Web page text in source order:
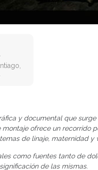
y documental que
ofrece un recorrido
de linaje, maternidad y
como fuentes tanto de
de las mismas.